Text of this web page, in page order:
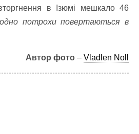
в Ізюмі мешкало 46
потрохи повертаються в
Автор фото – Vladlen Noll